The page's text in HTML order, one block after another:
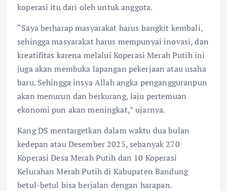
koperasi itu dari oleh untuk anggota.
“Saya berharap masyarakat harus bangkit kembali,
sehingga masyarakat harus mempunyai inovasi, dan
kreatifitas karena melalui Koperasi Merah Putih ini
juga akan membuka lapangan pekerjaan atau usaha
baru. Sehingga insya Allah angka pengangguranpun
akan menurun dan berkurang, laju pertemuan
ekonomi pun akan meningkat,” ujarnya.
Kang DS mentargetkan dalam waktu dua bulan
kedepan atau Desember 2025, sebanyak 270
Koperasi Desa Merah Putih dan 10 Koperasi
Kelurahan Merah Putih di Kabupaten Bandung
betul-betul bisa berjalan dengan harapan.